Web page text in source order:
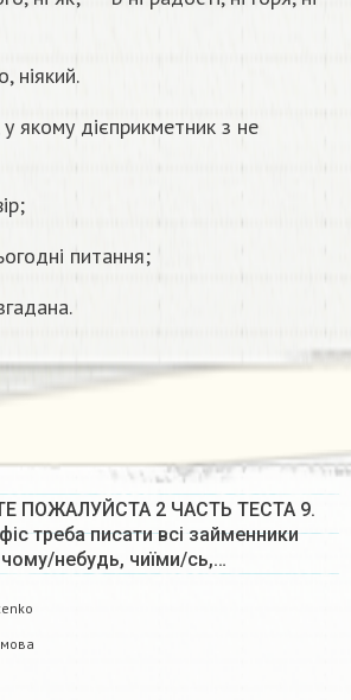
ніякий.
якому дієприкметник з не
питання;
ПОЖАЛУЙСТА 2 ЧАСТЬ ТЕСТА 9.
треба писати всі займенники
небудь, чиїми/сь,…